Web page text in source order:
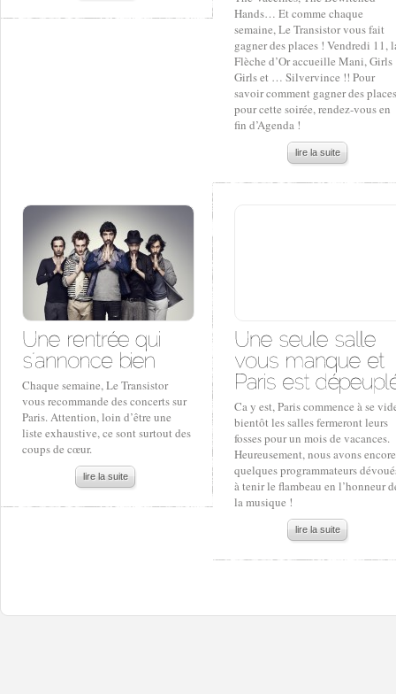
Hands… Et comme chaque
semaine, Le Transistor vous fait
gagner des places ! Vendredi 11,
Flèche d’Or accueille Mani, Girls
Girls et … Silvervince !! Pour
savoir comment gagner des places
pour cette soirée, rendez-vous en
fin d’Agenda !
lire la suite
Chaque semaine, Le Transistor
vous recommande des concerts sur
Paris. Attention, loin d’être une
liste exhaustive, ce sont surtout des
coups de cœur.
lire la suite
Ca y est, Paris commence à se
bientôt les salles fermeront leurs
fosses pour un mois de vacances.
Heureusement, nous avons encore
quelques programmateurs
à tenir le flambeau en l’honneur
la musique !
lire la suite